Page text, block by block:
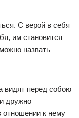
С верой в себя
им становится
назвать
видят перед собою
дружно
отношении к нему